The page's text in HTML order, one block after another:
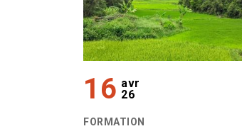
16 avr
26
FORMATION